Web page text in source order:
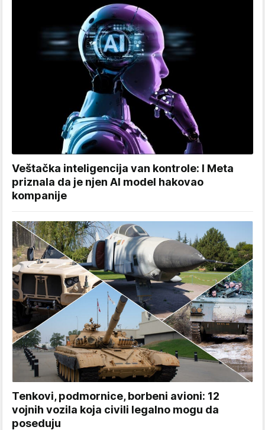
Veštačka inteligencija van kontrole: I Meta
priznala da je njen AI model hakovao
kompanije
Tenkovi, podmornice, borbeni avioni: 12
vojnih vozila koja civili legalno mogu da
poseduju